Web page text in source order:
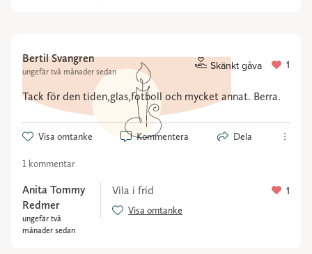
Bertil Svangren
ungefär två månader sedan Skänkt gåva 1
Tack för den tiden,glas,fotboll och mycket annat. Berra.
Visa omtanke Kommentera Dela
1 kommentar
Anita Tommy
Redmer
ungefär två
månader sedan
Vila i frid
Visa omtanke
1